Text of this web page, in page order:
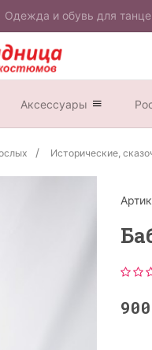
Одежда и обувь для
Аксессуары
Исторические,
900